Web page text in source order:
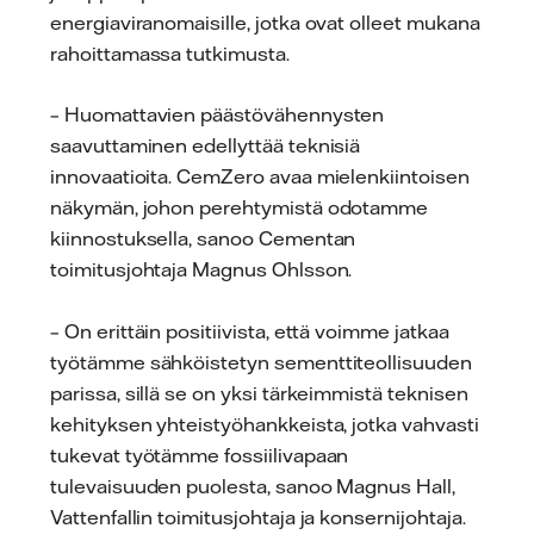
energiaviranomaisille, jotka ovat olleet mukana
rahoittamassa tutkimusta.
– Huomattavien päästövähennysten
saavuttaminen edellyttää teknisiä
innovaatioita. CemZero avaa mielenkiintoisen
näkymän, johon perehtymistä odotamme
kiinnostuksella, sanoo Cementan
toimitusjohtaja Magnus Ohlsson.
– On erittäin positiivista, että voimme jatkaa
työtämme sähköistetyn sementtiteollisuuden
parissa, sillä se on yksi tärkeimmistä teknisen
kehityksen yhteistyöhankkeista, jotka vahvasti
tukevat työtämme fossiilivapaan
tulevaisuuden puolesta, sanoo Magnus Hall,
Vattenfallin toimitusjohtaja ja konsernijohtaja.